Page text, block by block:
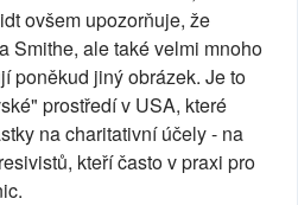
ovšem upozorňuje, že
Smithe, ale také velmi mnoho
poněkud jiný obrázek. Je to
prostředí v USA, které
na charitativní účely - na
kteří často v praxi pro